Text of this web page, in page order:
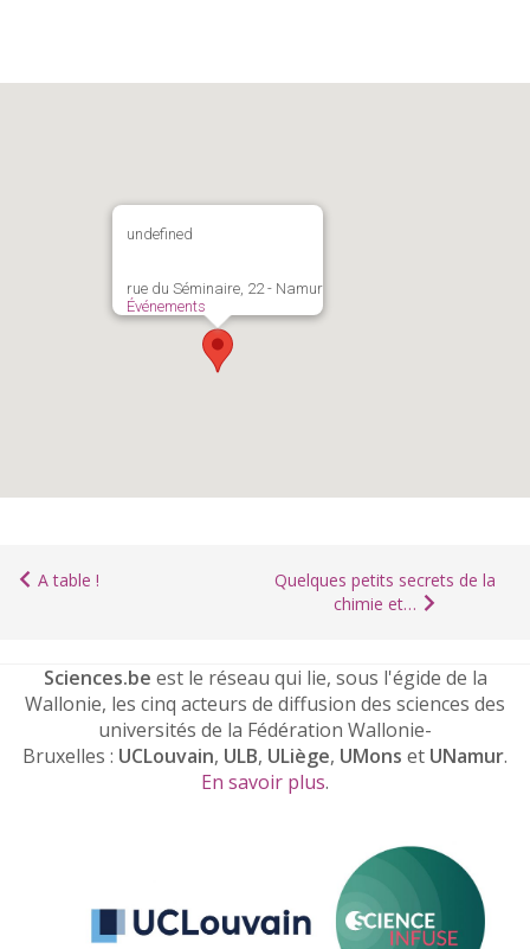
undefined
rue du Séminaire, 22 - Namur
Événements
A table !
Quelques petits secrets de la
chimie et…
Sciences.be est le réseau qui lie, sous l'égide de la
Wallonie, les cinq acteurs de diffusion des sciences des
universités de la Fédération Wallonie-
Bruxelles : UCLouvain, ULB, ULiège, UMons et UNamur.
En savoir plus.